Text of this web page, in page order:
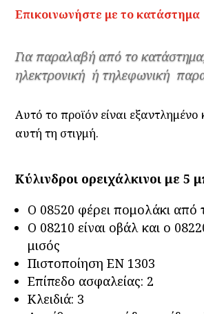
Επικοινωνήστε με το κατάστημα
Για παραλαβή από το κατάστημα,
ηλεκτρονική ή τηλεφωνική
Αυτό το προϊόν είναι εξαντλημένο
αυτή τη στιγμή.
Κύλινδροι ορειχάλκινοι με 5
Ο 08520 φέρει πομολάκι από
Ο 08210 είναι οβάλ και ο
μισός
Πιστοποίηση ΕΝ 1303
Επίπεδο ασφαλείας: 2
Κλειδιά: 3